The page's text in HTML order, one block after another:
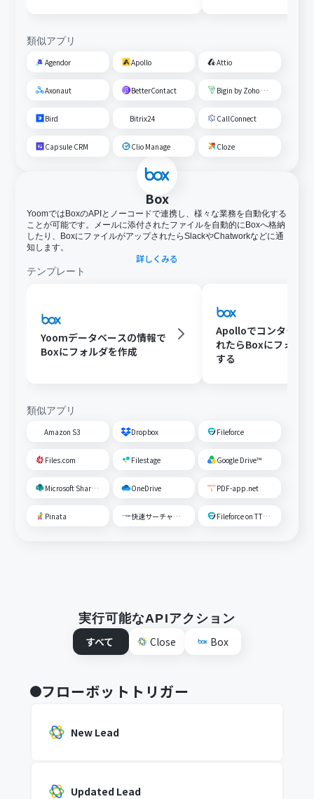
類似アプリ
Agendor Apollo Attio
Axonaut BetterContact Bigin by Zoho CRM
Bird Bitrix24 CallConnect
Capsule CRM Clio Manage Cloze
Box
YoomではBoxのAPIとノーコードで連携し、様々な業務を自動化する
ことが可能です。メールに添付されたファイルを自動的にBoxへ格納
したり、BoxにファイルがアップされたらSlackやChatworkなどに通
知します。
詳しくみる
テンプレート
Yoomデータベースの情報で
Boxにフォルダを作成
Apolloでコンタクト
れたらBoxにフォル
する
類似アプリ
Amazon S3 Dropbox Fileforce
Files.com Filestage Google Drive™
Microsoft SharePoint OneDrive PDF-app.net
Pinata 快速サーチャーGX Fileforce on TTS Cloud
実行可能なAPIアクション
すべて
Close Box
フローボットトリガー
New Lead
Updated Lead